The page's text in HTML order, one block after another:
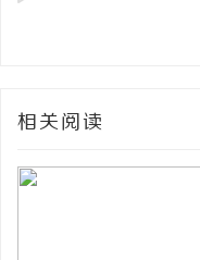
相关阅读